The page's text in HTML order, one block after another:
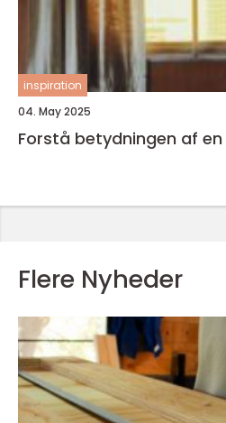
inspiration
04. May 2025
Forstå betydningen af
Flere Nyheder